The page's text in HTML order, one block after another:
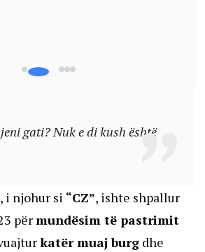
gati? Nuk e di kush është
i njohur si “CZ”, ishte shpallur
përmundësim të pastrimit
katër muaj burg dhe